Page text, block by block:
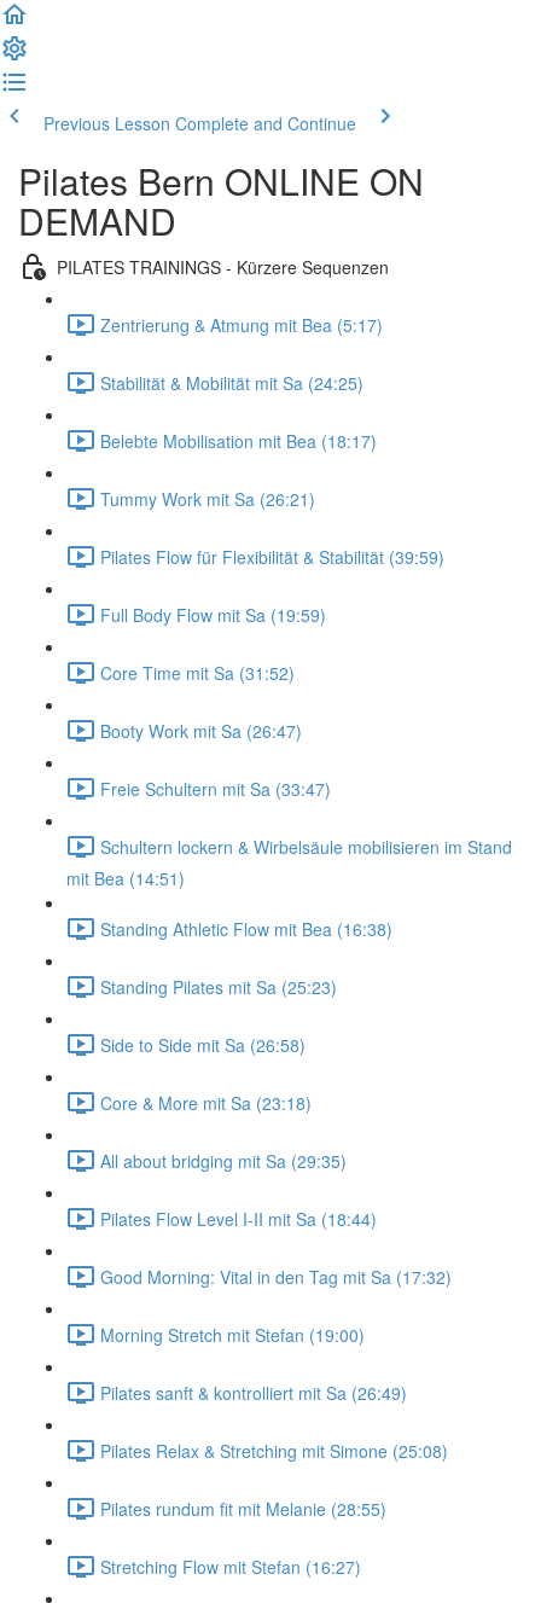
Previous Lesson Complete and Continue
Pilates Bern ONLINE ON
DEMAND
PILATES TRAININGS - Kürzere Sequenzen
Zentrierung & Atmung mit Bea (5:17)
Stabilität & Mobilität mit Sa (24:25)
Belebte Mobilisation mit Bea (18:17)
Tummy Work mit Sa (26:21)
Pilates Flow für Flexibilität & Stabilität (39:59)
Full Body Flow mit Sa (19:59)
Core Time mit Sa (31:52)
Booty Work mit Sa (26:47)
Freie Schultern mit Sa (33:47)
Schultern lockern & Wirbelsäule mobilisieren im Stand
mit Bea (14:51)
Standing Athletic Flow mit Bea (16:38)
Standing Pilates mit Sa (25:23)
Side to Side mit Sa (26:58)
Core & More mit Sa (23:18)
All about bridging mit Sa (29:35)
Pilates Flow Level I-II mit Sa (18:44)
Good Morning: Vital in den Tag mit Sa (17:32)
Morning Stretch mit Stefan (19:00)
Pilates sanft & kontrolliert mit Sa (26:49)
Pilates Relax & Stretching mit Simone (25:08)
Pilates rundum fit mit Melanie (28:55)
Stretching Flow mit Stefan (16:27)